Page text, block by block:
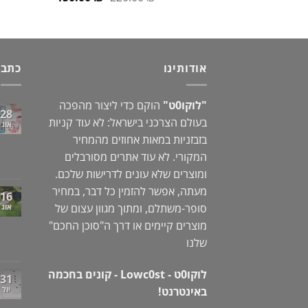
220.00 ₪.
150.00 ₪.
אודותינו
"לוקו0ט"
הוקם כדי ליצור מהפכה
בעולם הצרכני בישראל: לא עוד קניות
בזבזניות במאות אחוזים מהמחיר
המקורי. לא עוד אתרים מסורבלים
ומוצרים שלא עונים לדרישות שלכם.
מעתה, אפשר להזמין כל דבר, במחיר
סופר-משתלם, ומתוך מגוון עצום של
מוצרים קיימים או דרך ה"סוכן החכם"
שלנו
לוקו0ט - Lowc0st - קונים בחכמה
באינטרנט!
28
אוג
16
אוג
31
יול